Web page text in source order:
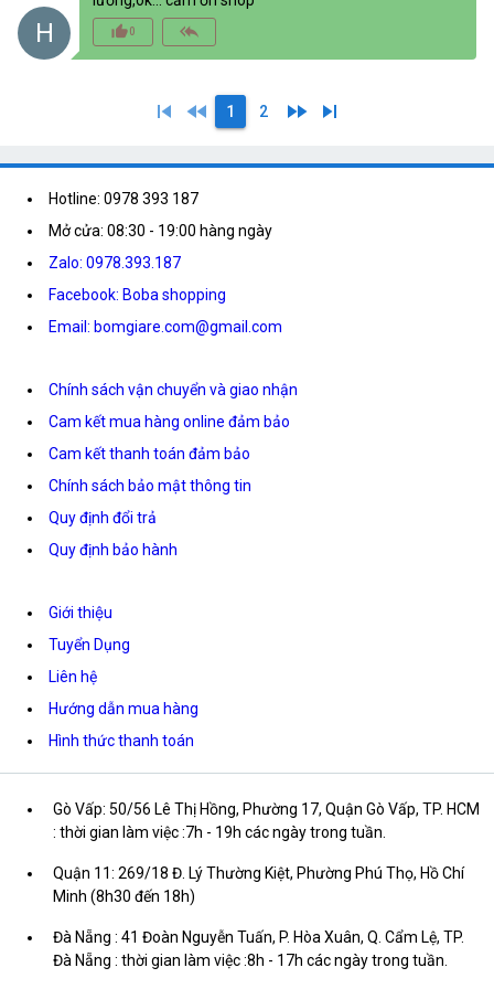
H thumb_up_alt0 reply_all
skip_previous fast_rewind 1 2 fast_forward skip_next
Hotline: 0978 393 187
Mở cửa: 08:30 - 19:00 hàng ngày
Zalo: 0978.393.187
Facebook: Boba shopping
Email: bomgiare.com@gmail.com
Chính sách vận chuyển và giao nhận
Cam kết mua hàng online đảm bảo
Cam kết thanh toán đảm bảo
Chính sách bảo mật thông tin
Quy định đổi trả
Quy định bảo hành
Giới thiệu
Tuyển Dụng
Liên hệ
Hướng dẫn mua hàng
Hình thức thanh toán
Gò Vấp: 50/56 Lê Thị Hồng, Phường 17, Quận Gò Vấp, TP. HCM
: thời gian làm việc :7h - 19h các ngày trong tuần.
Quận 11: 269/18 Đ. Lý Thường Kiệt, Phường Phú Thọ, Hồ Chí
Minh (8h30 đến 18h)
Đà Nẵng : 41 Đoàn Nguyễn Tuấn, P. Hòa Xuân, Q. Cẩm Lệ, TP.
Đà Nẵng : thời gian làm việc :8h - 17h các ngày trong tuần.